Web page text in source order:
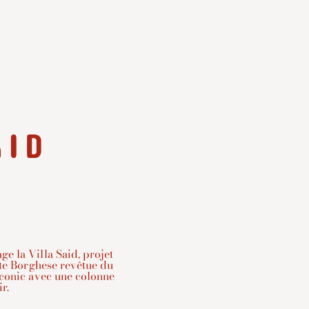
la Villa Said, projet
Borghese revêtue du
avec une colonne